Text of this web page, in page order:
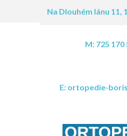
Na Dlouhém lánu 11,
M: 725 170
E: ortopedie-